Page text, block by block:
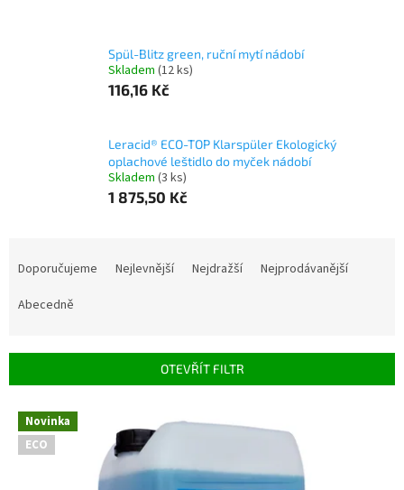
Spül-Blitz green, ruční mytí nádobí
Skladem (12 ks)
116,16 Kč
Leracid® ECO-TOP Klarspüler Ekologický
oplachové leštidlo do myček nádobí
Skladem (3 ks)
1 875,50 Kč
r
Doporučujeme Nejlevnější Nejdražší
Nejprodávanější
Abecedně
OTEVŘÍT FILTR
V
p
Novinka
ECO